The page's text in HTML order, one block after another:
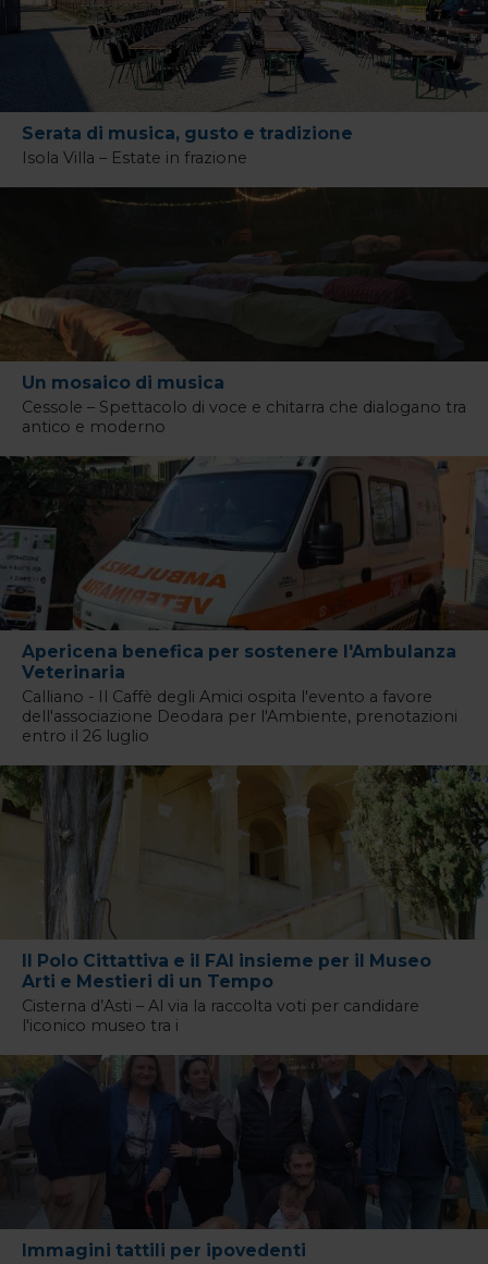
Serata di musica, gusto e tradizione
Isola Villa – Estate in frazione
Un mosaico di musica
Cessole – Spettacolo di voce e chitarra che dialogano tra
antico e moderno
Apericena benefica per sostenere l'Ambulanza
Veterinaria
Calliano - Il Caffè degli Amici ospita l'evento a favore
dell'associazione Deodara per l'Ambiente, prenotazioni
entro il 26 luglio
Il Polo Cittattiva e il FAI insieme per il Museo
Arti e Mestieri di un Tempo
Cisterna d’Asti – Al via la raccolta voti per candidare
l'iconico museo tra i
Immagini tattili per ipovedenti